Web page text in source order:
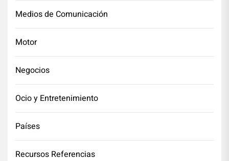
Medios de Comunicación
Motor
Negocios
Ocio y Entretenimiento
Países
Recursos Referencias